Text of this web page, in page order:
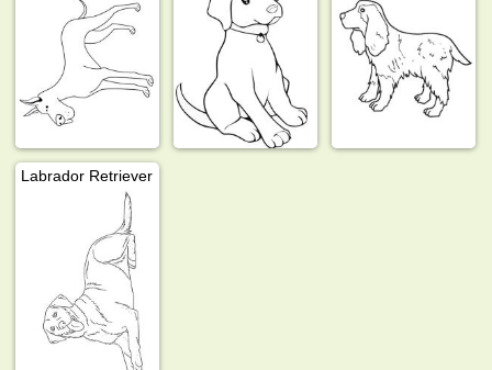
Labrador Retriever